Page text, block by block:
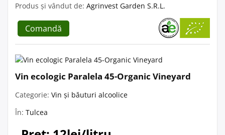
Produs și vândut de: Agrinvest Garden S.R.L.
Comandă
Vin ecologic Paralela 45-Organic Vineyard
Categorie: Vin și băuturi alcoolice
În: Tulcea